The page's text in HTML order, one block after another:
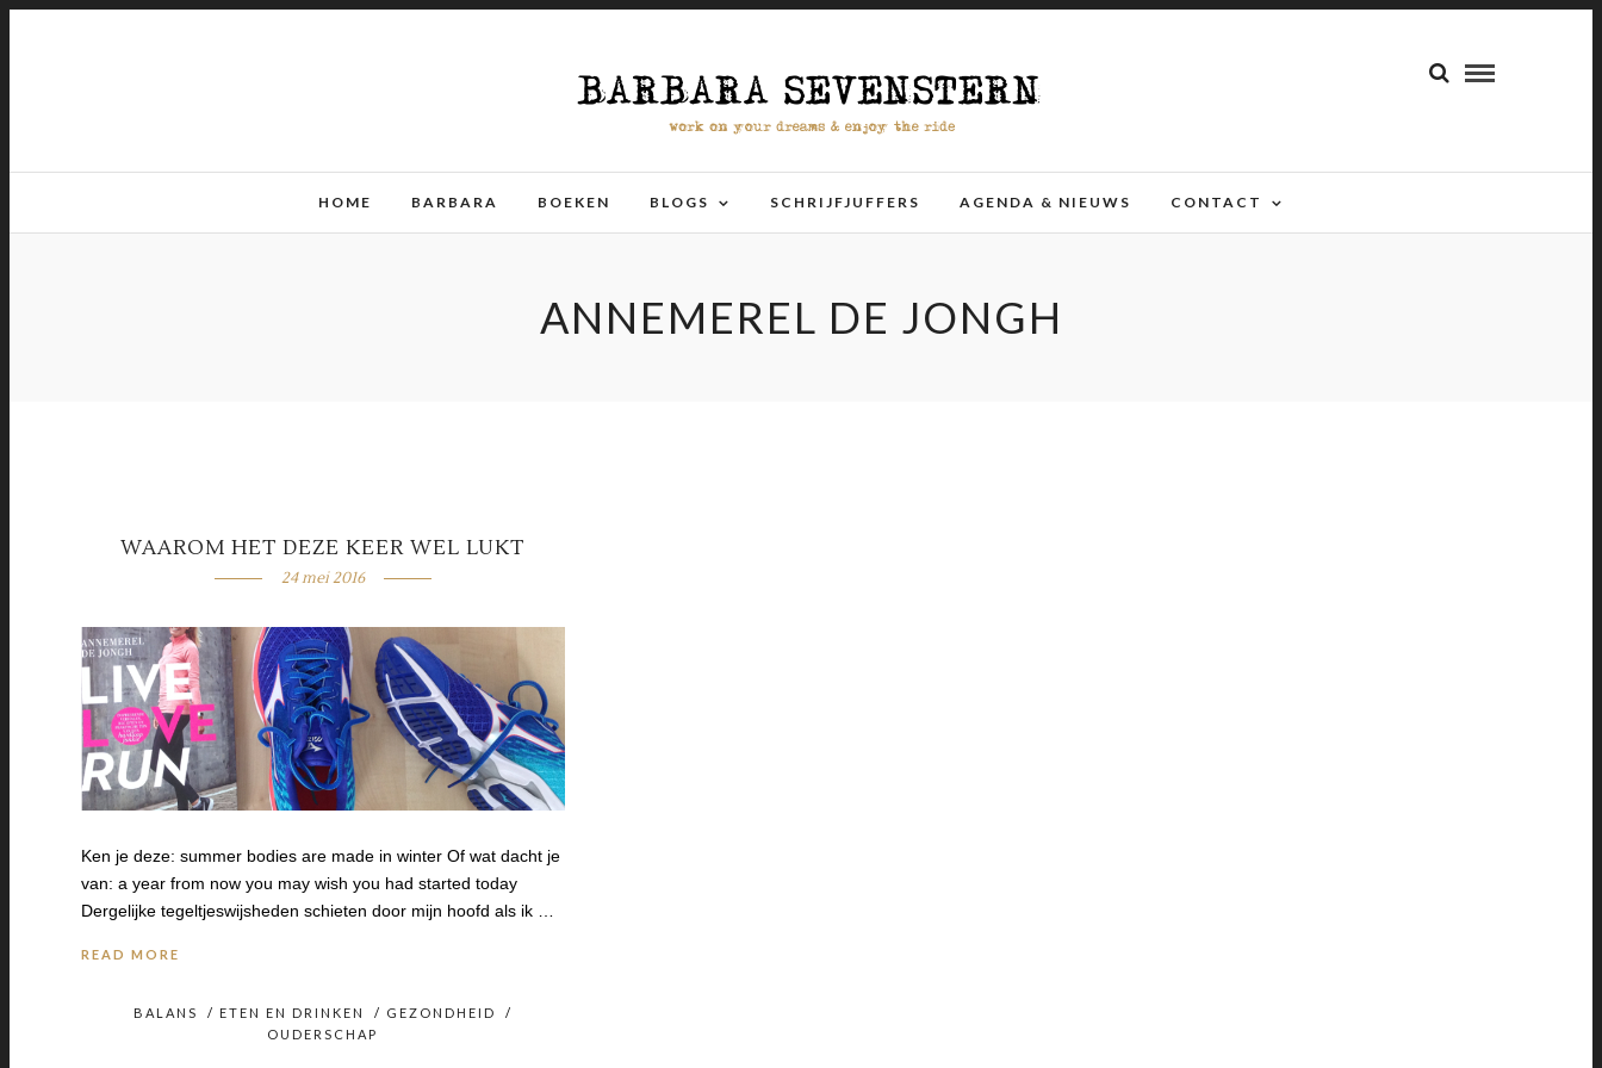
HOME BARBARA BOEKEN BLOGS SCHRIJFJUFFERS AGENDA & NIEUWS CONTACT
ANNEMEREL DE JONGH
WAAROM HET DEZE KEER WEL LUKT
24 mei 2016
Ken je deze: summer bodies are made in winter Of wat dacht je
van: a year from now you may wish you had started today
Dergelijke tegeltjeswijsheden schieten door mijn hoofd als ik …
READ MORE
BALANS / ETEN EN DRINKEN / GEZONDHEID
/
OUDERSCHAP